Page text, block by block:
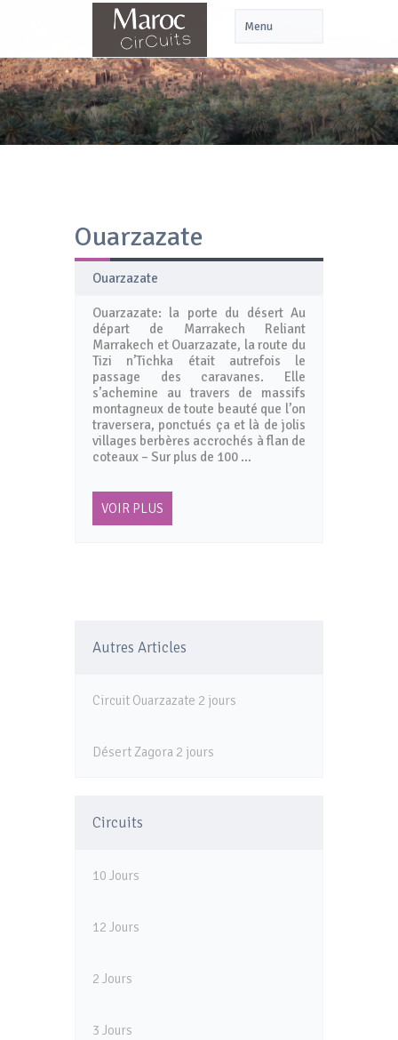
Ouarzazate
Ouarzazate
Ouarzazate: la porte du désert Au
départ de Marrakech Reliant
Marrakech et Ouarzazate, la route du
Tizi n’Tichka était autrefois le
passage des caravanes. Elle
s’achemine au travers de massifs
montagneux de toute beauté que l’on
traversera, ponctués ça et là de jolis
villages berbères accrochés à flan de
coteaux – Sur plus de 100 …
VOIR PLUS
Autres Articles
Circuit Ouarzazate 2 jours
Désert Zagora 2 jours
Circuits
10 Jours
12 Jours
2 Jours
3 Jours